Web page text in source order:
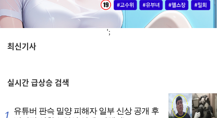
';
최신기사
실시간급상승 검색